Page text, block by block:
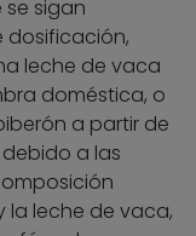
sigan
dosificación,
leche de vaca
doméstica, o
a partir de
a las
la leche de vaca,